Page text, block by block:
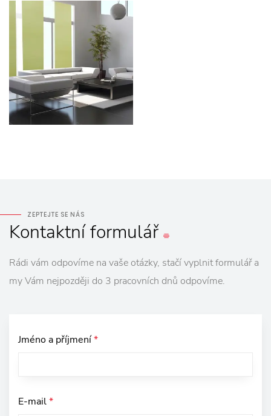
ZEPTEJTE SE NÁS
Kontaktníformulář
Rádi vám odpovíme na vaše otázky, stačí vyplnit formulář a
my Vám nejpozději do 3 pracovních dnů odpovíme.
Jméno a příjmení*
E-mail*